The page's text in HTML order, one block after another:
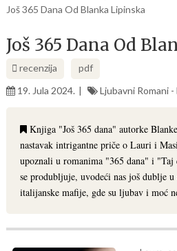
Još 365 Dana Od Blanka Lipinska
Još 365 Dana Od
recenzija
pdf
19. Jula 2024.
Ljubavni Romani -
Knjiga "Još 365 dana" autorke
nastavak intrigantne priče o Lauri i
upoznali u romanima "365 dana" i
se produbljuje, uvodeći nas još dublje
italijanske mafije, gde su ljubav i moć